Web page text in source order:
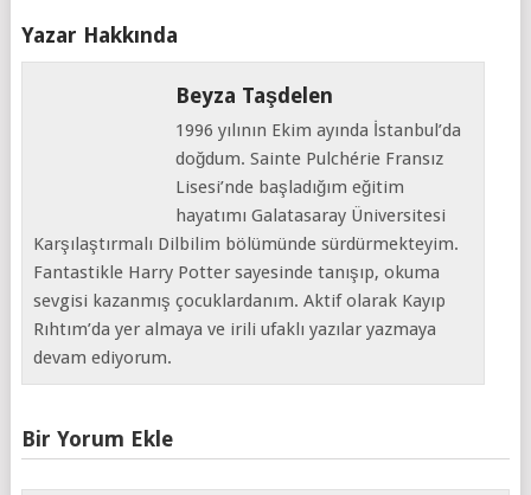
Yazar Hakkında
Beyza Taşdelen
1996 yılının Ekim ayında İstanbul’da
doğdum. Sainte Pulchérie Fransız
Lisesi’nde başladığım eğitim
hayatımı Galatasaray Üniversitesi
Karşılaştırmalı Dilbilim bölümünde sürdürmekteyim.
Fantastikle Harry Potter sayesinde tanışıp, okuma
sevgisi kazanmış çocuklardanım. Aktif olarak Kayıp
Rıhtım’da yer almaya ve irili ufaklı yazılar yazmaya
devam ediyorum.
Bir Yorum Ekle